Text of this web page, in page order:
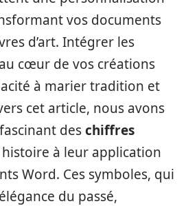
vos documents
d’art. Intégrer les
cœur de vos créations
à marier tradition et
cet article, nous avons
deschiffres
à leur application
Word. Ces symboles, qui
du passé,